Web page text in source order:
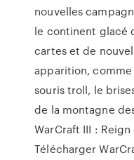
nouvelles
le continent glacé
cartes et de
apparition,
souris troll, le
de la montagne
WarCraft III :
Télécharger